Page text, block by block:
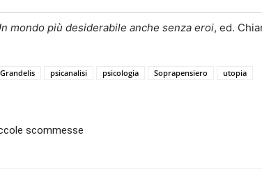
mondo più desiderabile anche senza eroi, ed.
psicanalisi psicologia Soprapensiero utopia
scommesse